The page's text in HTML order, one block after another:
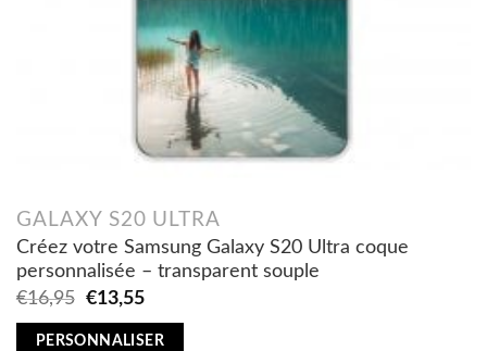
GALAXY S20 ULTRA
Créez votre Samsung Galaxy S20 Ultra coque
personnalisée – transparent souple
€16,95
Original
was:
€13,55Current
is:
PERSONNALISER